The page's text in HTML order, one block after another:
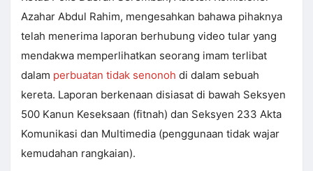
Azahar Abdul Rahim, mengesahkan bahawa pihaknya
telah menerima laporan berhubung video tular yang
mendakwa memperlihatkan seorang imam terlibat
dalam perbuatan tidak senonoh di dalam sebuah
kereta. Laporan berkenaan disiasat di bawah Seksyen
500 Kanun Keseksaan (fitnah) dan Seksyen 233 Akta
Komunikasi dan Multimedia (penggunaan tidak wajar
kemudahan rangkaian).